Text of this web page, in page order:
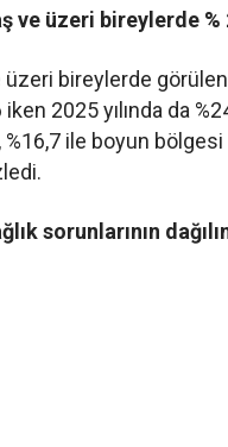
ve üzeri bireylerde
bireylerde
2025 yılında da
%16,7 ile boyun
sorunlarının